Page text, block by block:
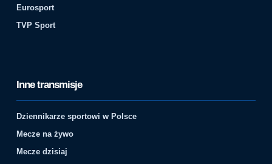
Eurosport
TVP Sport
Inne transmisje
Dziennikarze sportowi w Polsce
Mecze na żywo
Mecze dzisiaj